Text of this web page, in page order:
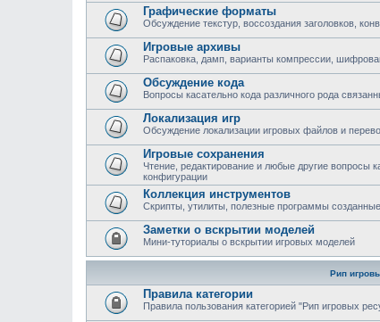
Графические форматы
Обсуждение текстур, воссоздания заголовков,
Игровые архивы
Распаковка, дамп, варианты компрессии,
Обсуждение кода
Вопросы касательно кода различного рода
Локализация игр
Обсуждение локализации игровых файлов и
Игровые сохранения
Чтение, редактирование и любые другие
конфигурации
Коллекция инструментов
Скрипты, утилиты, полезные программы
Заметки о вскрытии моделей
Мини-туториалы о вскрытии игровых моделей
Рип
Правила категории
Правила пользования категорией "Рип игровых